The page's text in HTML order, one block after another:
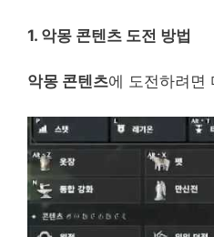
1. 악몽 콘텐츠 도전 방법
악몽 콘텐츠에 도전하려면